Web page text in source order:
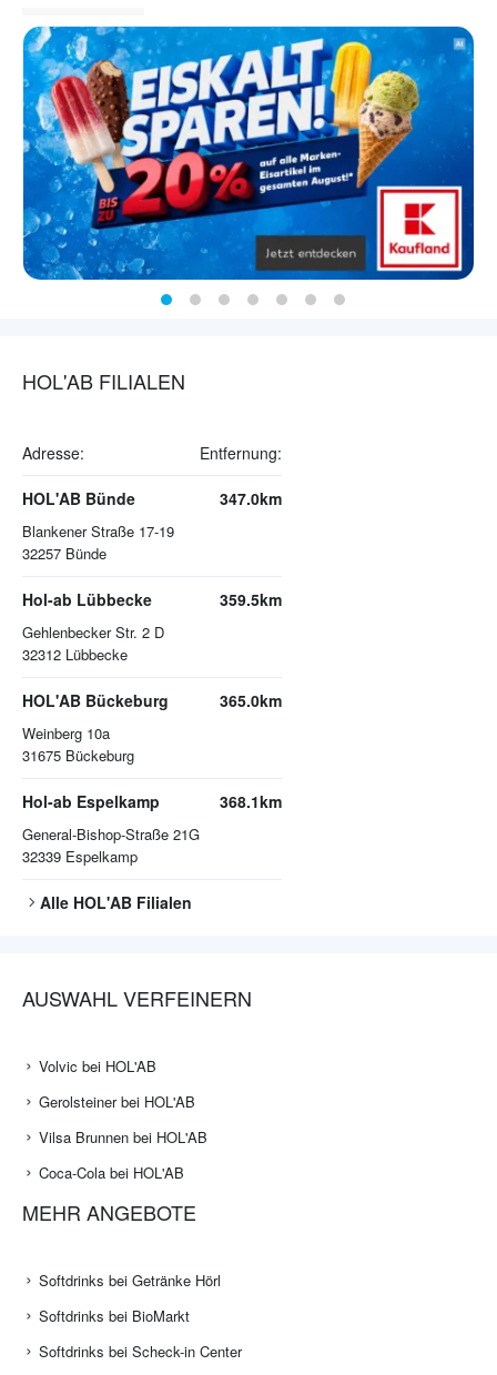
HOL'AB FILIALEN
Adresse: Entfernung:
HOL'AB Bünde
Blankener Straße 17-19
32257 Bünde
347.0km
Hol-ab Lübbecke
Gehlenbecker Str. 2 D
32312 Lübbecke
359.5km
HOL'AB Bückeburg
Weinberg 10a
31675 Bückeburg
365.0km
Hol-ab Espelkamp
General-Bishop-Straße 21G
32339 Espelkamp
368.1km
Alle HOL'AB Filialen
AUSWAHL VERFEINERN
Volvic bei HOL'AB
Gerolsteiner bei HOL'AB
Vilsa Brunnen bei HOL'AB
Coca-Cola bei HOL'AB
MEHR ANGEBOTE
Softdrinks bei Getränke Hörl
Softdrinks bei BioMarkt
Softdrinks bei Scheck-in Center